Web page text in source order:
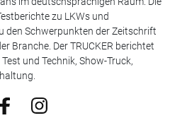
zu LKWs und
den Schwerpunkten der Zeitschrift
Branche. Der TRUCKER berichtet
und Technik, Show-Truck,